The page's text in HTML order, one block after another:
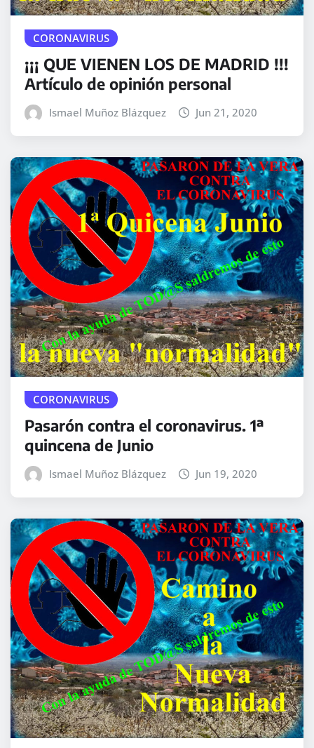
CORONAVIRUS
¡¡¡ QUE VIENEN LOS DE MADRID !!!
Artículo de opinión personal
Ismael Muñoz Blázquez Jun 21, 2020
CORONAVIRUS
Pasarón contra el coronavirus. 1ª
quincena de Junio
Ismael Muñoz Blázquez Jun 19, 2020